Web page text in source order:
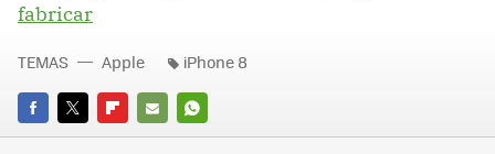
fabricar
FACEBOOK
TWITTERFLIPBOARD
E-
WHATSAPP
TEMAS Apple iPhone 8